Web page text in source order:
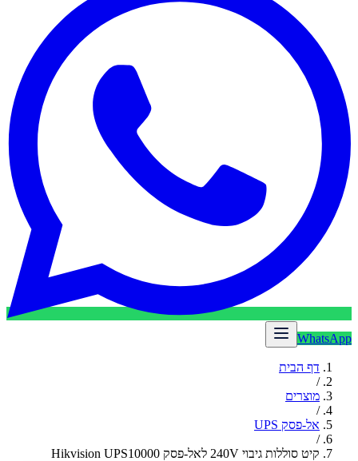
WhatsApp
דף הבית
/
מוצרים
/
אל-פסק UPS
/
קיט סוללות גיבוי 240V לאל-פסק Hikvision UPS10000